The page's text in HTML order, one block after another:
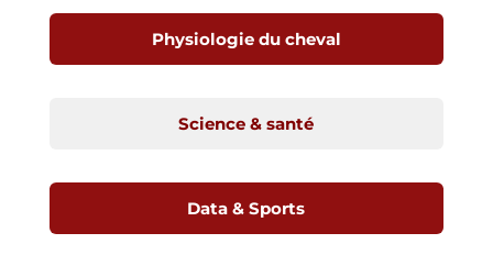
Physiologie du cheval
Science & santé
Data & Sports